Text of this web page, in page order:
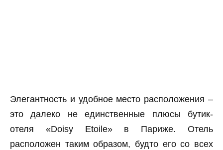
Элегантность и удобное место расположения –
это далеко не единственные плюсы бутик-
отеля «Doisy Etoile» в Париже. Отель
расположен таким образом, будто его со всех